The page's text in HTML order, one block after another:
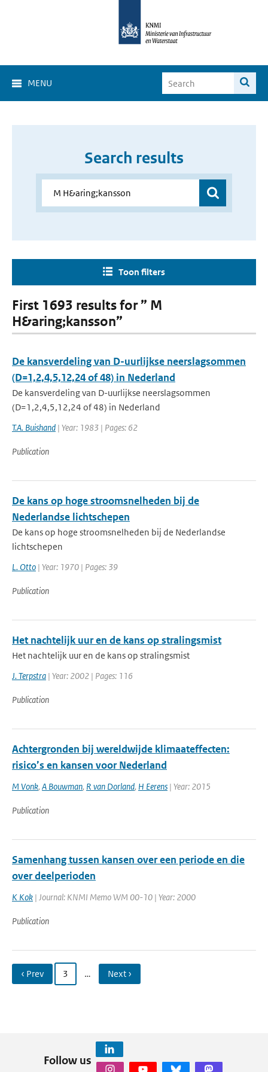
MENU
Search results
Toon filters
First 1693 results for ” M
H&aring;kansson”
De kansverdeling van D-uurlijkse neerslagsommen
(D=1,2,4,5,12,24 of 48) in Nederland
De kansverdeling van D-uurlijkse neerslagsommen
(D=1,2,4,5,12,24 of 48) in Nederland
T.A. Buishand | Year: 1983 | Pages: 62
Publication
De kans op hoge stroomsnelheden bij de
Nederlandse lichtschepen
De kans op hoge stroomsnelheden bij de Nederlandse
lichtschepen
L. Otto | Year: 1970 | Pages: 39
Publication
Het nachtelijk uur en de kans op stralingsmist
Het nachtelijk uur en de kans op stralingsmist
J. Terpstra | Year: 2002 | Pages: 116
Publication
Achtergronden bij wereldwijde klimaateffecten:
risico’s en kansen voor Nederland
M Vonk, A Bouwman, R van Dorland, H Eerens | Year: 2015
Publication
Samenhang tussen kansen over een periode en die
over deelperioden
K Kok | Journal: KNMI Memo WM 00-10 | Year: 2000
Publication
‹ Prev 3 … Next ›
Follow us